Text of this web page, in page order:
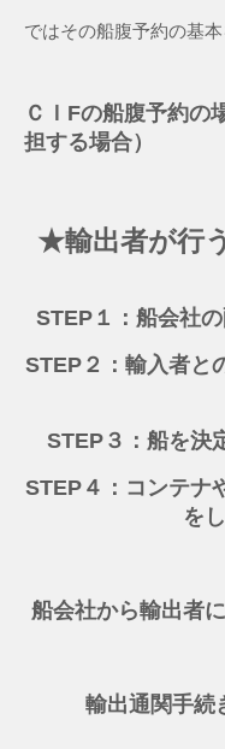
ではその船腹予約の基
ＣＩFの船腹予約の
担する場合）
★輸出者が行
STEP１：船会社
STEP２：輸入者と
STEP３：船を決
STEP４：コンテナ
を
船会社から輸出者
輸出通関手続